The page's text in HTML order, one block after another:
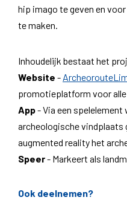
hip imago te geven en
te maken.
Inhoudelijk bestaat het
Website -
promotieplatform voor
App- Via een spelelement
archeologische vindplaats
augmented reality het
Speer- Markeert als
Ook deelnemen?